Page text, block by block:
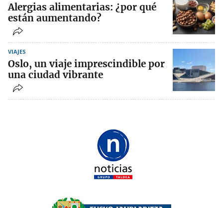
Alergias alimentarias: ¿por qué
están aumentando?
VIAJES
Oslo, un viaje imprescindible por
una ciudad vibrante